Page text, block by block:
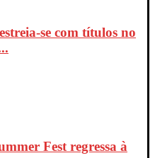
se com títulos no
Fest regressa à